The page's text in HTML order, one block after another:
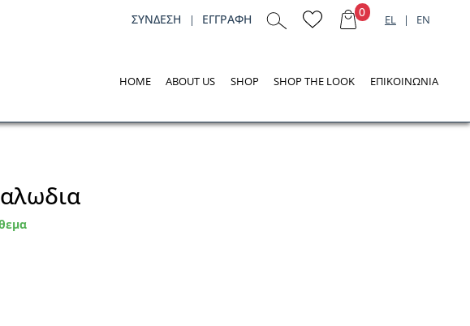
ΣΥΝΔΕΣH | ΕΓΓΡΑΦΗ 0
EL | EN
HOME ABOUT US SHOP SHOP THE LOOK ΕΠΙΚΟΙΝΩΝΙΑ